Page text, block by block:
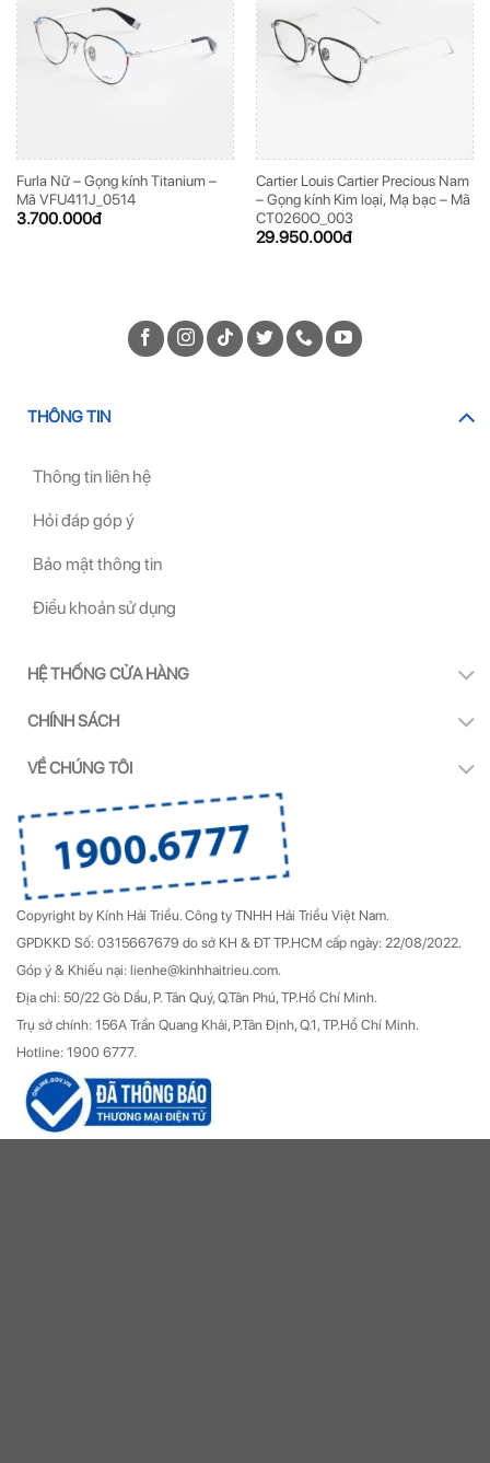
Furla Nữ – Gọng kính Titanium –
Mã VFU411J_0514
3.700.000đ
Cartier Louis Cartier Precious Nam
– Gọng kính Kim loại, Mạ bạc – Mã
CT0260O_003
29.950.000đ
THÔNG TIN
Thông tin liên hệ
Hỏi đáp góp ý
Bảo mật thông tin
Điều khoản sử dụng
HỆ THỐNG CỬA HÀNG
CHÍNH SÁCH
VỀ CHÚNG TÔI
Copyright by Kính Hải Triều.Công ty TNHH Hải Triều Việt Nam.
GPDKKD Số: 0315667679 do sở KH & ĐT TP.HCM cấp ngày: 22/08/2022.
Góp ý & Khiếu nại: lienhe@kinhhaitrieu.com.
Địa chỉ: 50/22 Gò Dầu, P. Tân Quý, Q.Tân Phú, TP.Hồ Chí Minh.
Trụ sở chính: 156A Trần Quang Khải, P.Tân Định, Q.1, TP.Hồ Chí Minh.
Hotline: 1900 6777.